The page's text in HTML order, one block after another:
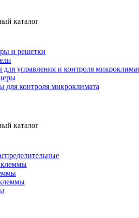
каталог
и решетки
для управления и контроля
для контроля микроклимата
каталог